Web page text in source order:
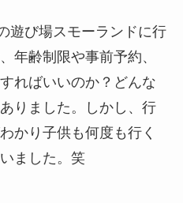
遊び場スモーランドに行
年齢制限や事前予約、
ればいいのか？どんな
りました。しかし、行
かり子供も何度も行く
ました。笑